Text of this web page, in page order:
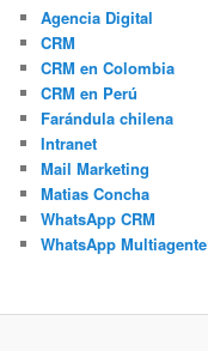
Agencia Digital
CRM
CRM en Colombia
CRM en Perú
Farándula chilena
Intranet
Mail Marketing
Matias Concha
WhatsApp CRM
WhatsApp Multiagente